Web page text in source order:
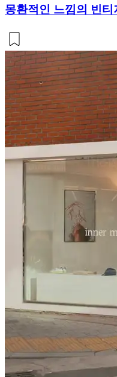
몽환적인 느낌의 빈